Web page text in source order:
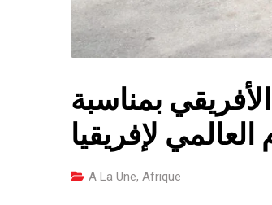
بمناسبة
لإفريقيا
A La Une, Afrique